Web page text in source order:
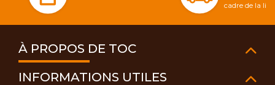
cadre de la
À PROPOS DE TOC
INFORMATIONS UTILES